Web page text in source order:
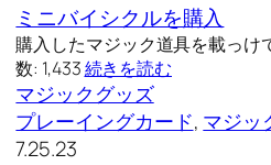
ミニバイシクルを購入
購入したマジック道具を載っけ
数: 1,433続きを読む
マジックグッズ
プレーイングカード, マジッ
7.25.23